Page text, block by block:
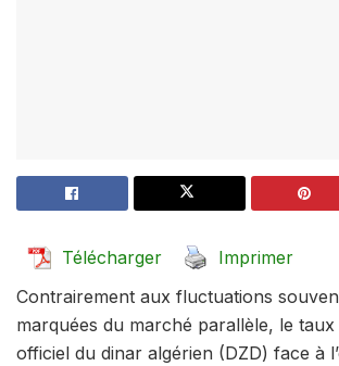
Télécharger
Imprimer
Contrairement aux fluctuations
marquées du marché parallèle, le taux
officiel du dinar algérien (DZD) face à